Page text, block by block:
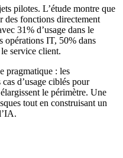
pilotes. L’étude montre que
des fonctions directement
31% d’usage dans le
opérations IT, 50% dans
service client.
pragmatique : les
d’usage ciblés pour
le périmètre. Une
tout en construisant un